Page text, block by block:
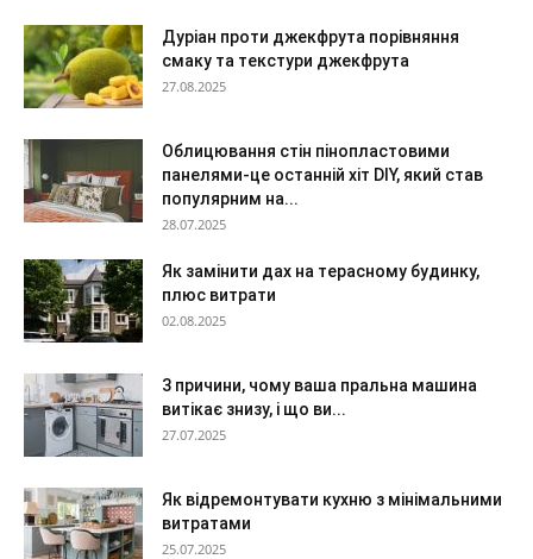
Дуріан проти джекфрута порівняння
смаку та текстури джекфрута
27.08.2025
Облицювання стін пінопластовими
панелями-це останній хіт DIY, який став
популярним на...
28.07.2025
Як замінити дах на терасному будинку,
плюс витрати
02.08.2025
3 причини, чому ваша пральна машина
витікає знизу, і що ви...
27.07.2025
Як відремонтувати кухню з мінімальними
витратами
25.07.2025